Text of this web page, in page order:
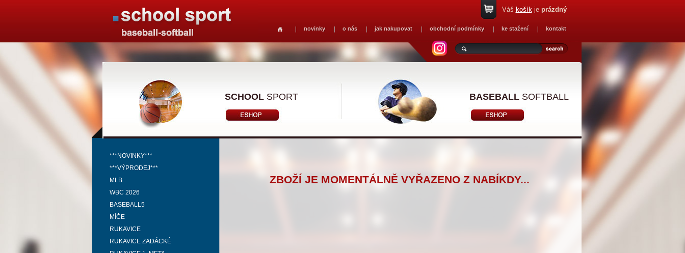
novinky o nás jak nakupovat obchodní podmínky ke stažení kontakt
Váš košíkje prázdný
SCHOOLSPORT BASEBALLSOFTBALL
***NOVINKY***
***VÝPRODEJ***
MLB
WBC 2026
BASEBALL5
MÍČE
RUKAVICE
RUKAVICE ZADÁCKÉ
ZBOŽÍ JE MOMENTÁLNĚ VYŘAZENO Z NABÍKDY...